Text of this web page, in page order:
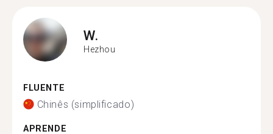
W.
Hezhou
FLUENTE
Chinês (simplificado)
APRENDE